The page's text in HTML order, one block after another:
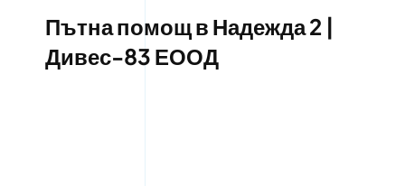
Пътна помощ в Надежда 2 |
Дивес-83 ЕООД